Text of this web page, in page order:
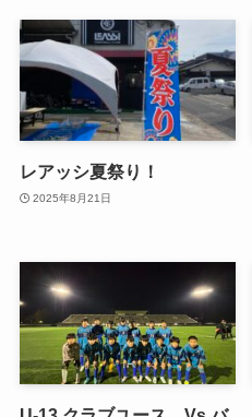
レアッシ夏祭り！
2025年8月21日